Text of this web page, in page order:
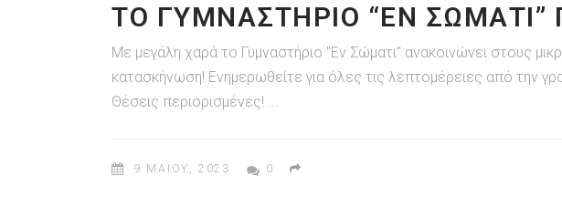
ΤΟ ΓΥΜΝΑΣΤΗΡΙΟ “ΕΝ
Με μεγάλη χαρά το Γυμναστήριο "Εν Σώματι" ανακοινώνει στους
κατασκήνωση! Ενημερωθείτε για όλες τις λεπτομέρειες από την
Θέσεις περιορισμένες!
9 ΜΑΪ́ΟΥ, 2023 0